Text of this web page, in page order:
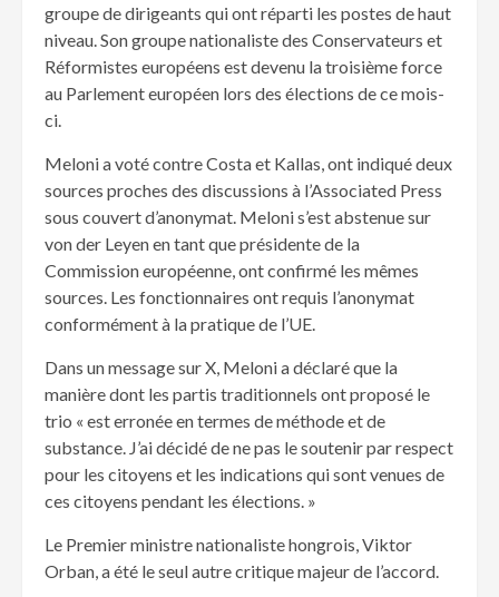
groupe de dirigeants qui ont réparti les postes de haut
niveau. Son groupe nationaliste des Conservateurs et
Réformistes européens est devenu la troisième force
au Parlement européen lors des élections de ce mois-
ci.
Meloni a voté contre Costa et Kallas, ont indiqué deux
sources proches des discussions à l’Associated Press
sous couvert d’anonymat. Meloni s’est abstenue sur
von der Leyen en tant que présidente de la
Commission européenne, ont confirmé les mêmes
sources. Les fonctionnaires ont requis l’anonymat
conformément à la pratique de l’UE.
Dans un message sur X, Meloni a déclaré que la
manière dont les partis traditionnels ont proposé le
trio « est erronée en termes de méthode et de
substance. J’ai décidé de ne pas le soutenir par respect
pour les citoyens et les indications qui sont venues de
ces citoyens pendant les élections. »
Le Premier ministre nationaliste hongrois, Viktor
Orban, a été le seul autre critique majeur de l’accord.